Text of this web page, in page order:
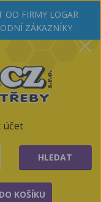
OD FIRMY LOGAR
ZÁKAZNÍKY
účet
HLEDAT
DO KOŠÍKU